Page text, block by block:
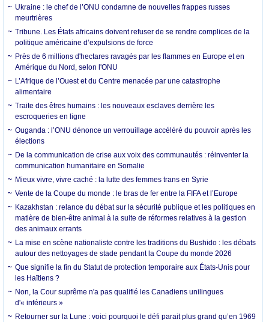
Ukraine : le chef de l’ONU condamne de nouvelles frappes russes
meurtrières
Tribune. Les États africains doivent refuser de se rendre complices de la
politique américaine d’expulsions de force
Près de 6 millions d'hectares ravagés par les flammes en Europe et en
Amérique du Nord, selon l'ONU
L’Afrique de l’Ouest et du Centre menacée par une catastrophe
alimentaire
Traite des êtres humains : les nouveaux esclaves derrière les
escroqueries en ligne
Ouganda : l’ONU dénonce un verrouillage accéléré du pouvoir après les
élections
De la communication de crise aux voix des communautés : réinventer la
communication humanitaire en Somalie
Mieux vivre, vivre caché : la lutte des femmes trans en Syrie
Vente de la Coupe du monde : le bras de fer entre la FIFA et l’Europe
Kazakhstan : relance du débat sur la sécurité publique et les politiques en
matière de bien-être animal à la suite de réformes relatives à la gestion
des animaux errants
La mise en scène nationaliste contre les traditions du Bushido : les débats
autour des nettoyages de stade pendant la Coupe du monde 2026
Que signifie la fin du Statut de protection temporaire aux États-Unis pour
les Haïtiens ?
Non, la Cour suprême n'a pas qualifié les Canadiens unilingues
d'« inférieurs »
Retourner sur la Lune : voici pourquoi le défi parait plus grand qu’en 1969